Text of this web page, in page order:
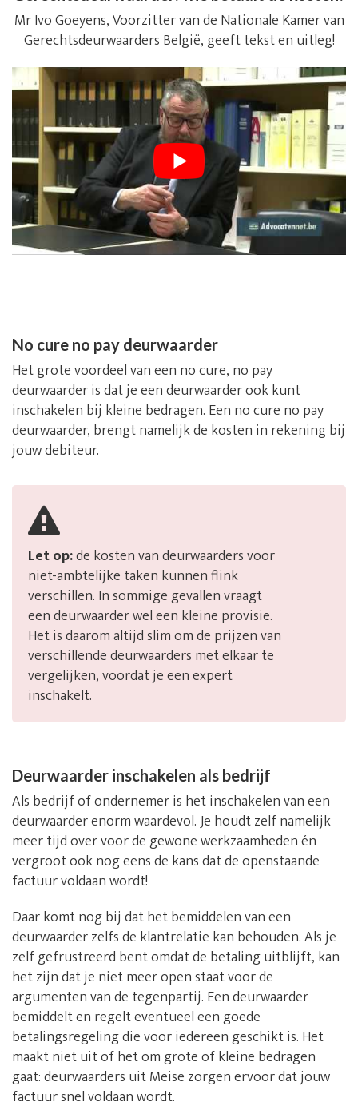
Mr Ivo Goeyens, Voorzitter van de Nationale Kamer van
Gerechtsdeurwaarders België, geeft tekst en uitleg!
No cure no pay deurwaarder
Het grote voordeel van een no cure, no pay
deurwaarder is dat je een deurwaarder ook kunt
inschakelen bij kleine bedragen. Een no cure no pay
deurwaarder, brengt namelijk de kosten in rekening bij
jouw debiteur.
Let op:de kosten van deurwaarders voor
niet-ambtelijke taken kunnen flink
verschillen. In sommige gevallen vraagt
een deurwaarder wel een kleine provisie.
Het is daarom altijd slim om de prijzen van
verschillende deurwaarders met elkaar te
vergelijken, voordat je een expert
inschakelt.
Deurwaarder inschakelen als bedrijf
Als bedrijf of ondernemer is het inschakelen van een
deurwaarder enorm waardevol. Je houdt zelf namelijk
meer tijd over voor de gewone werkzaamheden én
vergroot ook nog eens de kans dat de openstaande
factuur voldaan wordt!
Daar komt nog bij dat het bemiddelen van een
deurwaarder zelfs de klantrelatie kan behouden. Als je
zelf gefrustreerd bent omdat de betaling uitblijft, kan
het zijn dat je niet meer open staat voor de
argumenten van de tegenpartij. Een deurwaarder
bemiddelt en regelt eventueel een goede
betalingsregeling die voor iedereen geschikt is. Het
maakt niet uit of het om grote of kleine bedragen
gaat: deurwaarders uit Meise zorgen ervoor dat jouw
factuur snel voldaan wordt.